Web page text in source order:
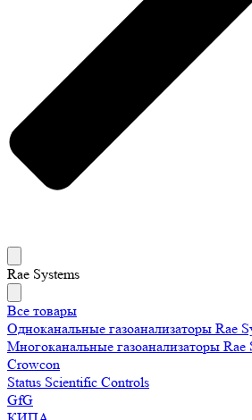
Rae Systems
Все товары
Одноканальные газоанализаторы Rae
Многоканальные газоанализаторы Rae
Crowcon
Status Scientific Controls
GfG